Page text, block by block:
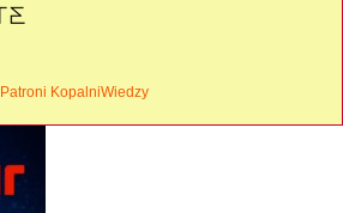
Patroni KopalniWiedzy